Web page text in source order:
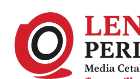
content